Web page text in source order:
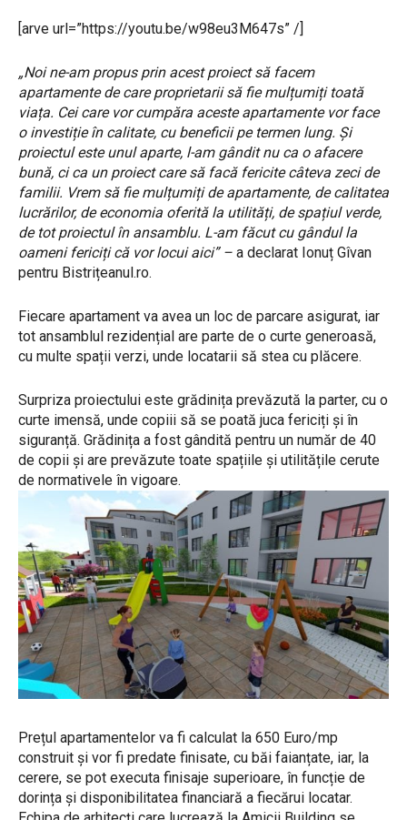
[arve url=”https://youtu.be/w98eu3M647s” /]
„Noi ne-am propus prin acest proiect să facem
apartamente de care proprietarii să fie mulțumiți toată
viața. Cei care vor cumpăra aceste apartamente vor face
o investiție în calitate, cu beneficii pe termen lung. Și
proiectul este unul aparte, l-am gândit nu ca o afacere
bună, ci ca un proiect care să facă fericite câteva zeci de
familii. Vrem să fie mulțumiți de apartamente, de calitatea
lucrărilor, de economia oferită la utilități, de spațiul verde,
de tot proiectul în ansamblu. L-am făcut cu gândul la
oameni fericiți că vor locui aici” – a declarat Ionuț Gîvan
pentru Bistrițeanul.ro.
Fiecare apartament va avea un loc de parcare asigurat, iar
tot ansamblul rezidențial are parte de o curte generoasă,
cu multe spații verzi, unde locatarii să stea cu plăcere.
Surpriza proiectului este grădinița prevăzută la parter, cu o
curte imensă, unde copiii să se poată juca fericiți și în
siguranță. Grădinița a fost gândită pentru un număr de 40
de copii și are prevăzute toate spațiile și utilitățile cerute
de normativele în vigoare.
Prețul apartamentelor va fi calculat la 650 Euro/mp
construit și vor fi predate finisate, cu băi faianțate, iar, la
cerere, se pot executa finisaje superioare, în funcție de
dorința și disponibilitatea financiară a fiecărui locatar.